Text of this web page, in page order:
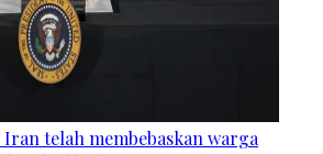
telah membebaskan warga